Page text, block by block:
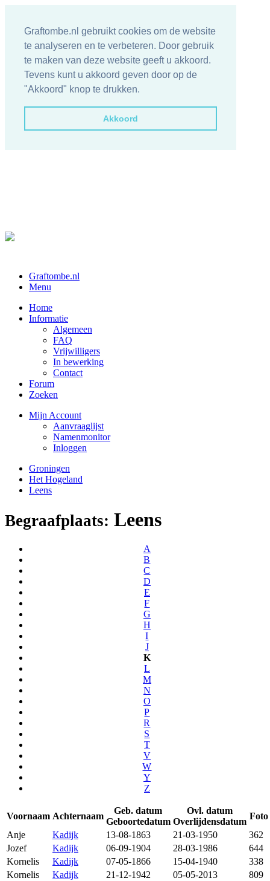
Graftombe.nl gebruikt cookies om de website
te analyseren en te verbeteren. Door gebruik
te maken van deze website geeft u akkoord.
Tevens kunt u akkoord geven door op de
"Akkoord" knop te drukken.
Akkoord
Graftombe.nl
Menu
Home
Informatie
Algemeen
FAQ
Vrijwilligers
In bewerking
Contact
Forum
Zoeken
Mijn Account
Aanvraaglijst
Namenmonitor
Inloggen
Groningen
Het Hogeland
Leens
Begraafplaats: Leens
A
B
C
D
E
F
G
H
I
J
K
L
M
N
O
P
R
S
T
V
W
Y
Z
Voornaam Achternaam
Geb. datum
Geboortedatum
Ovl. datum
Overlijdensdatum
Anje
Kadijk 13-08-1863 21-03-1950
362
Jozef
Kadijk 06-09-1904 28-03-1986
644
Kornelis
Kadijk 07-05-1866 15-04-1940
338
Kornelis
Kadijk 21-12-1942 05-05-2013
809